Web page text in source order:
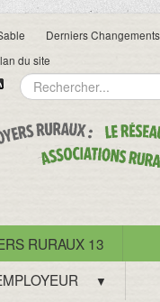
Derniers Changements
du site
RURAUX 13
▼